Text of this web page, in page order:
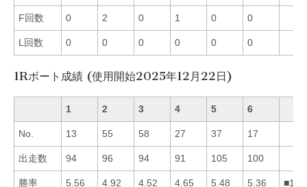
F回数 0 2 0 1 0 0
L回数 0 0 0 0 0 0
1Rボート成績 (使用開始2025年12月22日)
1 2 3 4 5 6
No. 13 55 58 27 37 17
出走数 94 96 94 91 105 100
勝率 5.56 4.92 4.52 4.65 5.48 5.36